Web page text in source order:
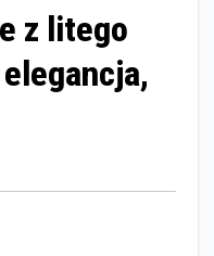
z litego